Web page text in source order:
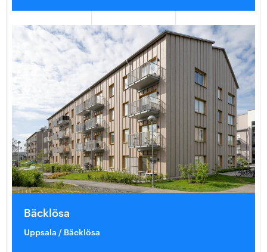
Bäcklösa
Uppsala / Bäcklösa